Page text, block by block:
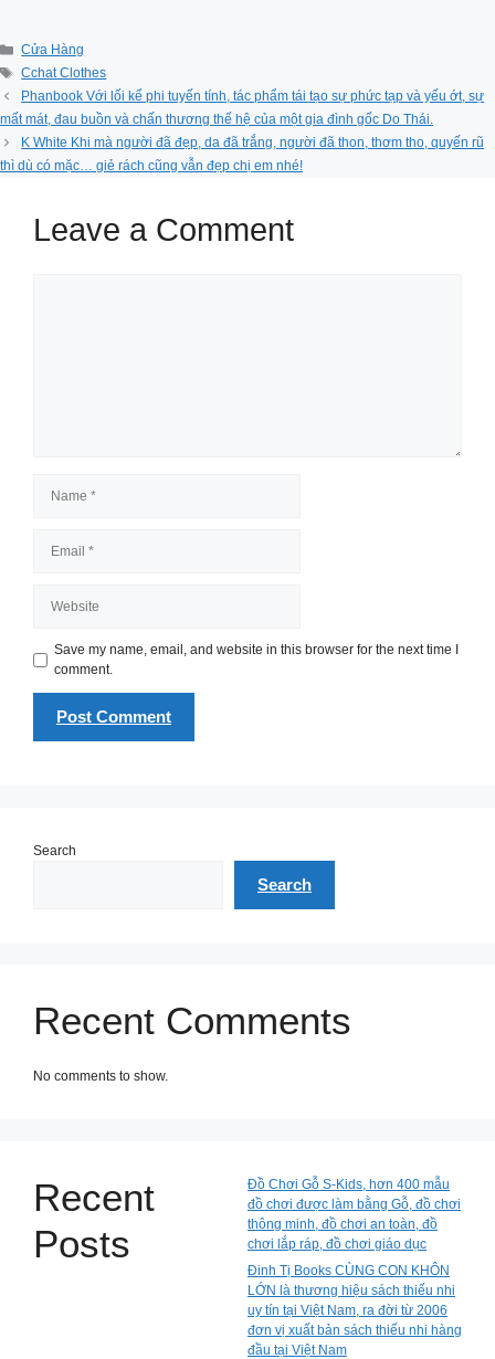
Categories
Cửa Hàng
Tags
Cchat Clothes
Phanbook Với lối kể phi tuyến tính, tác phẩm tái tạo sự phức tạp và yếu ớt, sự
mất mát, đau buồn và chấn thương thế hệ của một gia đình gốc Do Thái.
K White Khi mà người đã đẹp, da đã trắng, người đã thon, thơm tho, quyến rũ
thì dù có mặc… giẻ rách cũng vẫn đẹp chị em nhé!
Leave a Comment
Save my name, email, and website in this browser for the next time I
comment.
Search
Search
Recent Comments
No comments to show.
Recent
Posts
Đồ Chơi Gỗ S-Kids, hơn 400 mẫu
đồ chơi được làm bằng Gỗ, đồ chơi
thông minh, đồ chơi an toàn, đồ
chơi lắp ráp, đồ chơi giáo dục
Đinh Tị Books CÙNG CON KHÔN
LỚN là thương hiệu sách thiếu nhi
uy tín tại Việt Nam, ra đời từ 2006
đơn vị xuất bản sách thiếu nhi hàng
đầu tại Việt Nam